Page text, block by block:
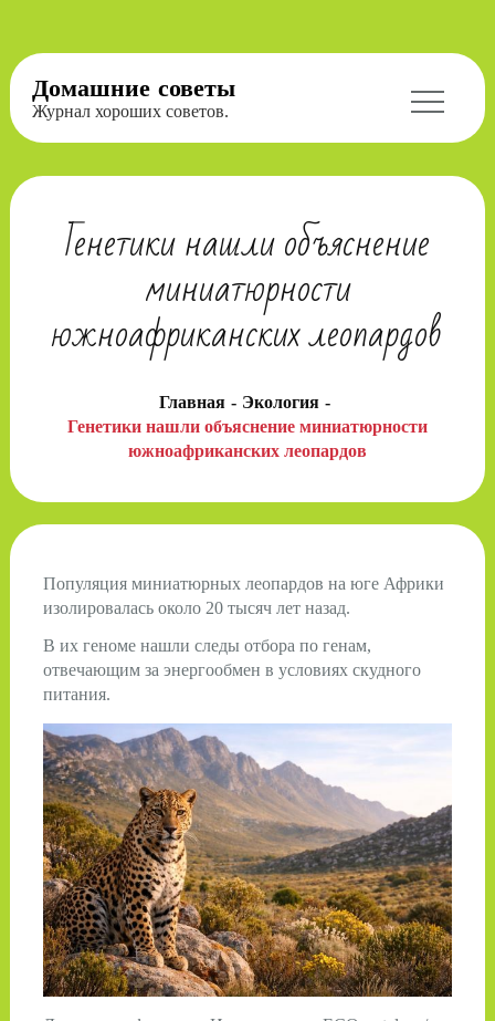
Перейти
содержимому
Домашние советы
Журнал хороших советов.
Генетики нашли объяснение
миниатюрности
южноафриканских леопардов
Главная
Экология
Генетики нашли объяснение миниатюрности
южноафриканских леопардов
Популяция миниатюрных леопардов на юге Африки
изолировалась около 20 тысяч лет назад.
В их геноме нашли следы отбора по генам,
отвечающим за энергообмен в условиях скудного
питания.